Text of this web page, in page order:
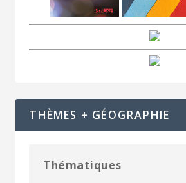
THÈMES + GÉOGRAPHIE
Thématiques